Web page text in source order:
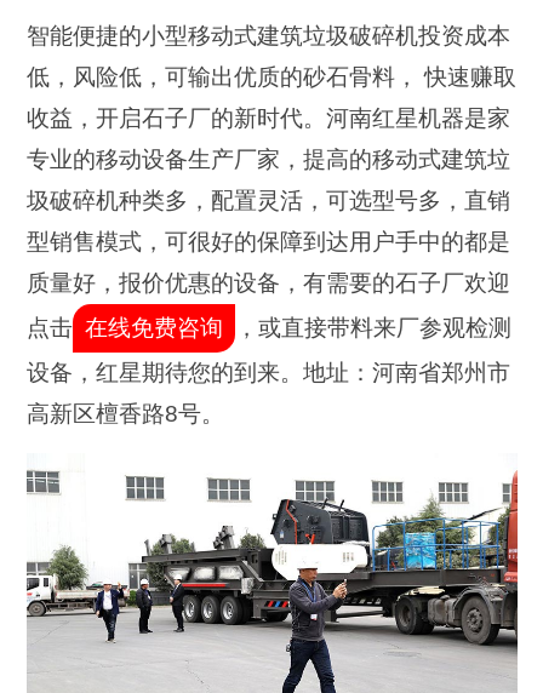
智能便捷的小型移动式建筑垃圾破碎机投资成本
低，风险低，可输出优质的砂石骨料， 快速赚取
收益，开启石子厂的新时代。河南红星机器是家
专业的移动设备生产厂家，提高的移动式建筑垃
圾破碎机种类多，配置灵活，可选型号多，直销
型销售模式，可很好的保障到达用户手中的都是
质量好，报价优惠的设备，有需要的石子厂欢迎
点击 在线免费咨询
，或直接带料来厂参观检测
设备，红星期待您的到来。地址：河南省郑州市
高新区檀香路8号。